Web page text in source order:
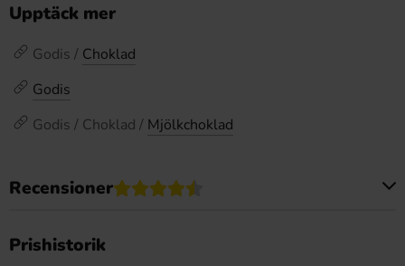
Upptäck mer
Godis / Choklad
Godis
Godis / Choklad / Mjölkchoklad
Recensioner
Prishistorik